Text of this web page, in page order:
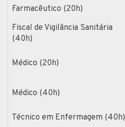
Farmacêutico (20h)
Fiscal de Vigilância Sanitária
(40h)
Médico (20h)
Médico (40h)
Técnico em Enfermagem (40h)